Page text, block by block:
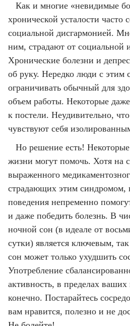
Как и многие «невидимые
хронической усталости часто
социальной дисгармонией.
ним, страдают от социальной
Хронические болезни и
об руку. Нередко люди с этим
ограничивать обычный для
объем работы. Некоторые
к постели. Неудивительно,
чувствуют себя
Но решение есть!
жизни могут помочь. Хотя на
выраженного
страдающих этим синдромом,
поведения непременно
и даже победить болезнь. В
ночной сон (в идеале от
сутки) является ключевым,
сон может только ухудшить
Употребление
активность, в пределах
конечно. Постарайтесь
вам нравится, полезно и не